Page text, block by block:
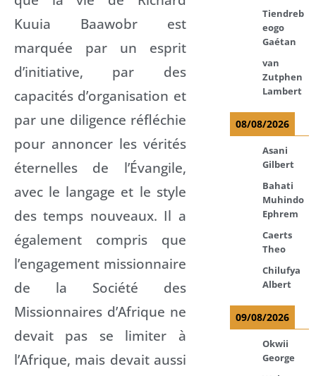
Kuuia Baawobr est
marquée par un esprit
d’initiative, par des
capacités d’organisation et
par une diligence réfléchie
pour annoncer les vérités
éternelles de l’Évangile,
avec le langage et le style
des temps nouveaux. Il a
également compris que
l’engagement missionnaire
de la Société des
Missionnaires d’Afrique ne
devait pas se limiter à
l’Afrique, mais devait aussi
Tiendreb
eogo
Gaétan
van
Zutphen
Lambert
08/08/2026
Asani
Gilbert
Bahati
Muhindo
Ephrem
Caerts
Theo
Chilufya
Albert
09/08/2026
Okwii
George